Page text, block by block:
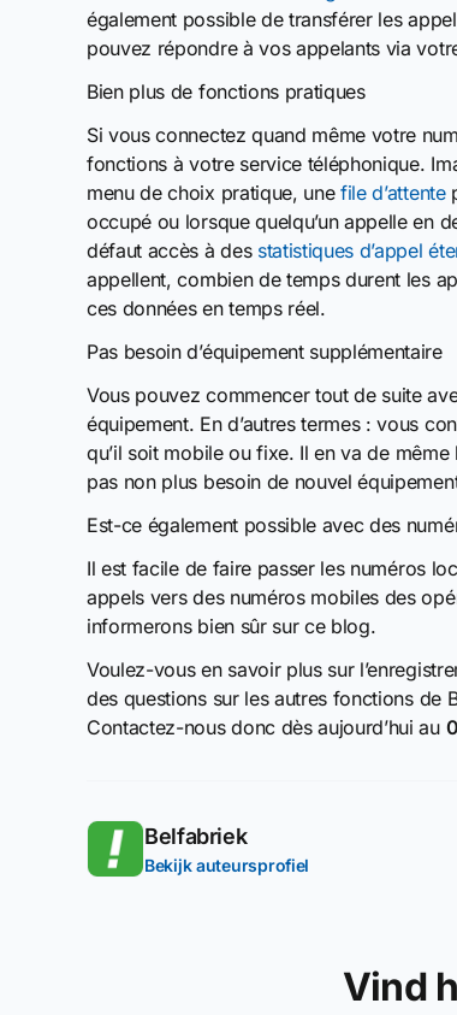
également possible de transférer les
pouvez répondre à vos appelants via
Bien plus de fonctions pratiques
Si vous connectez quand même votre
fonctions à votre service téléphonique.
menu de choix pratique, unefile d’attente
occupé ou lorsque quelqu’un appelle en
défaut accès à des statistiques d’appel
appellent, combien de temps durent les
ces données en temps réel.
Pas besoin d’équipement supplémentaire
Vous pouvez commencer tout de suite
équipement. En d’autres termes : vous
qu’il soit mobile ou fixe. Il en va de
pas non plus besoin de nouvel
Est-ce également possible avec des
Il est facile de faire passer les numéros
appels vers des numéros mobiles des
informerons bien sûr sur ce blog.
Voulez-vous en savoir plus sur
des questions sur les autres fonctions de
Contactez-nous donc dès aujourd’hui au
Belfabriek
Bekijk auteursprofiel
Vind